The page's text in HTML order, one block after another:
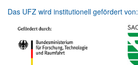
Das UFZ wird institutionell gefördert von: